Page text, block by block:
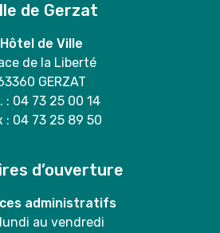
de Gerzat
Hôtel de Ville
de la Liberté
GERZAT
: 04 73 25 00 14
: 04 73 25 89 50
d’ouverture
administratifs
au vendredi